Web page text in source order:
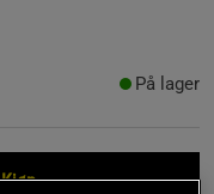
På lager
Kjøp